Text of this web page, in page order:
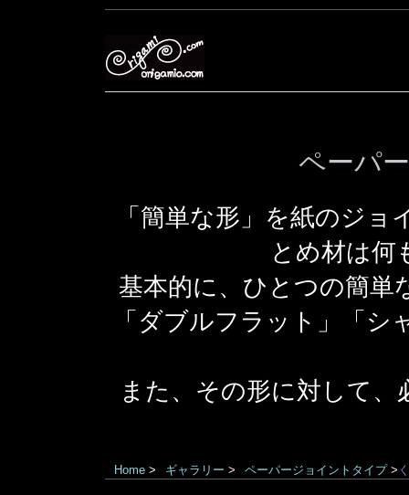
ペーパ
「簡単な形」を紙のジ
とめ材は何
基本的に、ひとつの簡単
「ダブルフラット」「
また、その形に対して
Home > ギャラリー > ペーパージョイントタイプ>